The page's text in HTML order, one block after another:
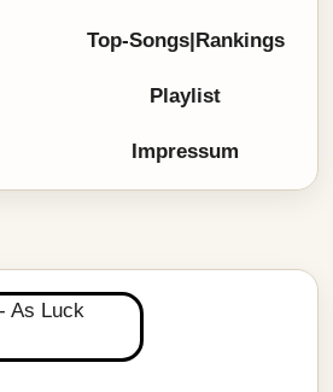
Top-Songs|Rankings
Playlist
Impressum